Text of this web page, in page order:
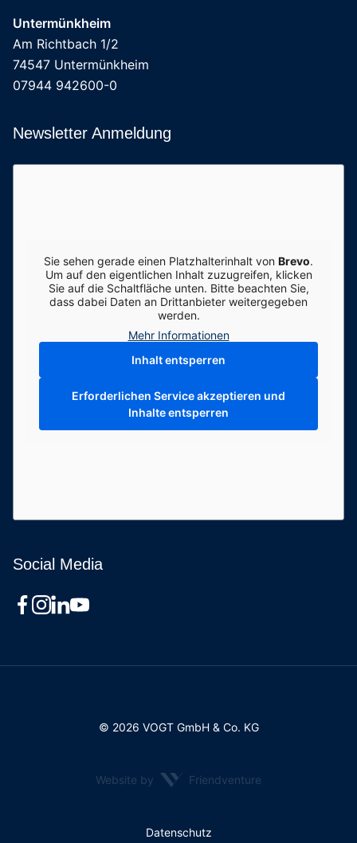
Untermünkheim
Am Richtbach 1/2
74547 Untermünkheim
07944 942600-0
Newsletter Anmeldung
Sie sehen gerade einen Platzhalterinhalt von Brevo.
Um auf den eigentlichen Inhalt zuzugreifen, klicken
Sie auf die Schaltfläche unten. Bitte beachten Sie,
dass dabei Daten an Drittanbieter weitergegeben
werden.
Mehr Informationen
Inhalt entsperren
Erforderlichen Service akzeptieren und
Inhalte entsperren
Social Media
© 2026 VOGT GmbH & Co. KG
Website by Friendventure
Datenschutz